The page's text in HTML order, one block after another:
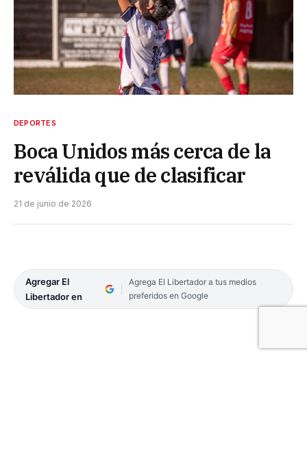
DEPORTES
Boca Unidos más cerca de la
reválida que de clasificar
21 de junio de 2026
Agregar El
Libertador en
Agrega El Libertador a tus medios
preferidos en Google